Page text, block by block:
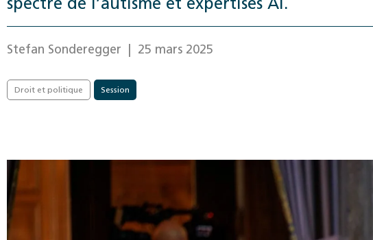
Stefan Sonderegger | 25 mars 2025
Droit et politique Session